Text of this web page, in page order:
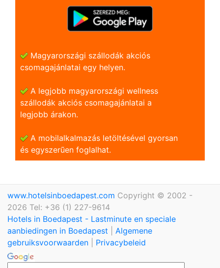
Magyarországi szállodák akciós
csomagajánlatai egy helyen.
A legjobb magyarországi wellness
szállodák akciós csomagajánlatai a
legjobb árakon.
A mobilalkalmazás letöltésével gyorsan
és egyszerũen foglalhat.
www.hotelsinboedapest.com Copyright © 2002 -
2026 Tel: +36 (1) 227-9614
Hotels in Boedapest - Lastminute en speciale
aanbiedingen in Boedapest
Algemene
gebruiksvoorwaarden
Privacybeleid